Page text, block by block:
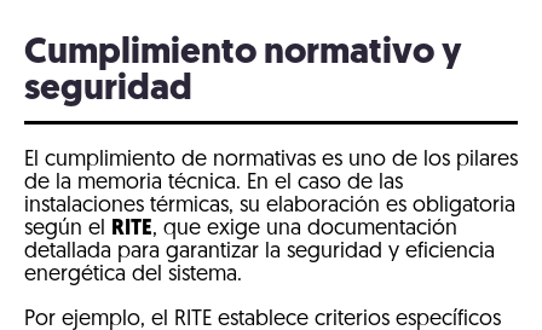
Cumplimiento normativo y
seguridad
El cumplimiento de normativas es uno de los pilares
de la memoria técnica. En el caso de las
instalaciones térmicas, su elaboración es obligatoria
según el
RITE, que exige una documentación
detallada para garantizar la seguridad y eficiencia
energética del sistema.
Por ejemplo, el RITE establece criterios específicos